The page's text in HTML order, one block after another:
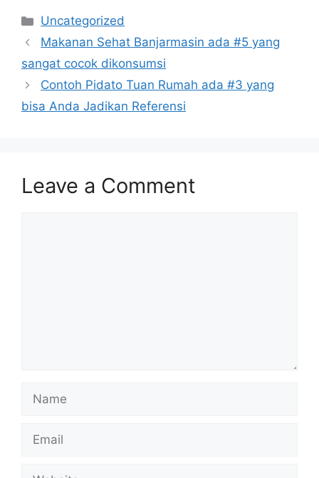
Categories
Uncategorized
Makanan Sehat Banjarmasin ada #5 yang
sangat cocok dikonsumsi
Contoh Pidato Tuan Rumah ada #3 yang
bisa Anda Jadikan Referensi
Leave a Comment
Name
Email
Website